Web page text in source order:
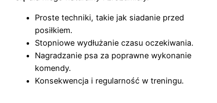
Proste techniki, takie jak siadanie przed
posiłkiem.
Stopniowe wydłużanie czasu oczekiwania.
Nagradzanie psa za poprawne wykonanie
komendy.
Konsekwencja i regularność w treningu.